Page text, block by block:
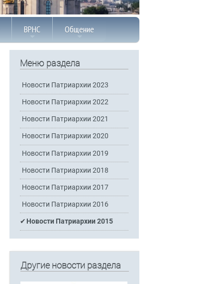
ВРНС Общение
Меню раздела
Новости Патриархии 2023
Новости Патриархии 2022
Новости Патриархии 2021
Новости Патриархии 2020
Новости Патриархии 2019
Новости Патриархии 2018
Новости Патриархии 2017
Новости Патриархии 2016
Новости Патриархии 2015
Другие новости раздела